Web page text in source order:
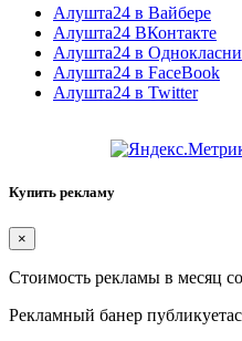
Алушта24 в Вайбере
Алушта24 ВКонтакте
Алушта24 в
Алушта24 в FaceBook
Алушта24 в Twitter
Купить рекламу
×
Стоимость рекламы в месяц
Рекламный банер